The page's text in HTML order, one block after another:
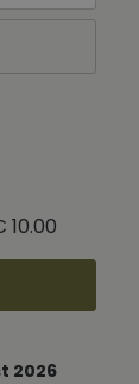
10.00
2026